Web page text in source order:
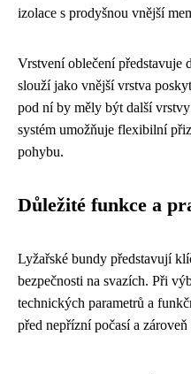
izolace s prodyšnou vnější
Vrstvení oblečení představuje
slouží jako vnější vrstva
pod ní by měly být další
systém umožňuje flexibilní
pohybu.
Důležité funkce a
Lyžařské bundy představují
bezpečnosti na svazích. Při
technických parametrů a
před nepřízní počasí a